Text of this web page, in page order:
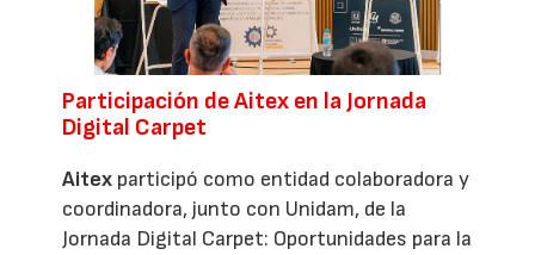
Participación de Aitex en la Jornada
Digital Carpet
Aitex participó como entidad colaboradora y
coordinadora, junto con Unidam, de la
Jornada Digital Carpet: Oportunidades para la